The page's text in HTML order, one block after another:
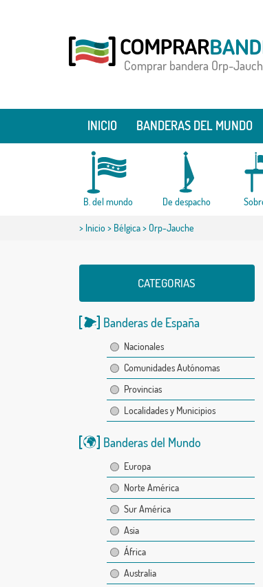
Comprar bandera Orp-
INICIO BANDERAS DEL MUNDO
B. del mundo De despacho
> Inicio> Bélgica> Orp-Jauche
CATEGORIAS
Banderas de España
Nacionales
Comunidades Autónomas
Provincias
Localidades y Municipios
Banderas del Mundo
Europa
Norte América
Sur América
Asia
África
Australia